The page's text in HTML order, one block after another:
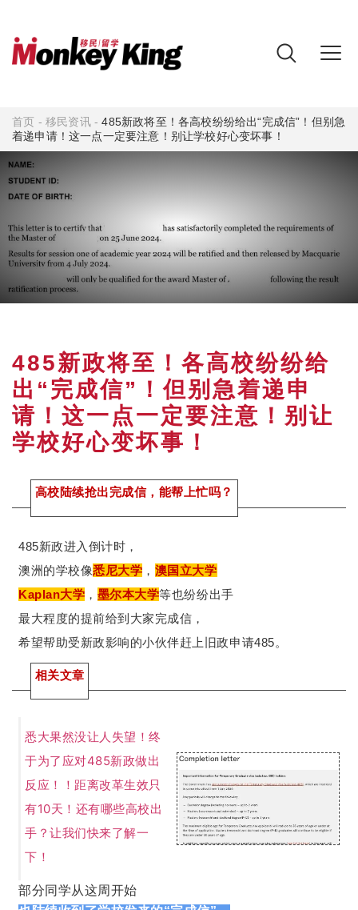
首页 -移民资讯-485新政将至！各高校纷纷给出“完成信”！但别急
着递申请！这一点一定要注意！别让学校好心变坏事！
485新政将至！各高校纷纷给
出“完成信”！但别急着递申
请！这一点一定要注意！别让
学校好心变坏事！
高校陆续抢出完成信，能帮上忙吗？
485新政进入倒计时，
澳洲的学校像悉尼大学 ， 澳国立大学
Kaplan大学 ， 墨尔本大学等也纷纷出手
最大程度的提前给到大家完成信，
希望帮助受新政影响的小伙伴赶上旧政申请485。
相关文章
悉大果然没让人失望！终
于为了应对485新政做出
反应！！距离改革生效只
有10天！还有哪些高校出
手？让我们快来了解一
下！
部分同学从这周开始